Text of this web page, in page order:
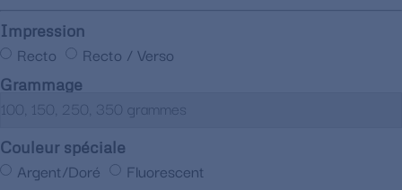
Impression
Recto Recto / Verso
Grammage
Couleur spéciale
Argent/Doré Fluorescent